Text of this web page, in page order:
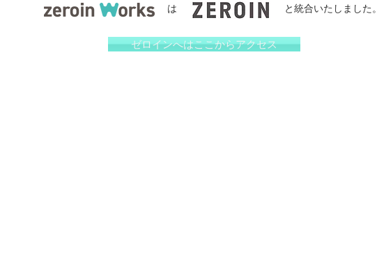
は と統合いたしました。
ゼロインへはここからアクセス